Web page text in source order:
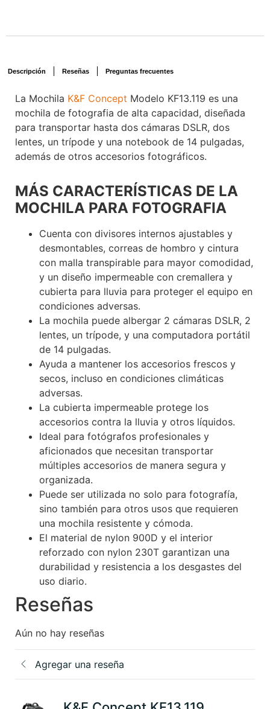
Descripción Reseñas Preguntas frecuentes
La Mochila K&F Concept Modelo KF13.119 es una
mochila de fotografia de alta capacidad, diseñada
para transportar hasta dos cámaras DSLR, dos
lentes, un trípode y una notebook de 14 pulgadas,
además de otros accesorios fotográficos.
MÁS CARACTERÍSTICAS DE LA
MOCHILA PARA FOTOGRAFIA
Cuenta con divisores internos ajustables y
desmontables, correas de hombro y cintura
con malla transpirable para mayor comodidad,
y un diseño impermeable con cremallera y
cubierta para lluvia para proteger el equipo en
condiciones adversas.
La mochila puede albergar 2 cámaras DSLR, 2
lentes, un trípode, y una computadora portátil
de 14 pulgadas.
Ayuda a mantener los accesorios frescos y
secos, incluso en condiciones climáticas
adversas.
La cubierta impermeable protege los
accesorios contra la lluvia y otros líquidos.
Ideal para fotógrafos profesionales y
aficionados que necesitan transportar
múltiples accesorios de manera segura y
organizada.
Puede ser utilizada no solo para fotografía,
sino también para otros usos que requieren
una mochila resistente y cómoda.
El material de nylon 900D y el interior
reforzado con nylon 230T garantizan una
durabilidad y resistencia a los desgastes del
uso diario.
Reseñas
Aún no hay reseñas
Agregar una reseña